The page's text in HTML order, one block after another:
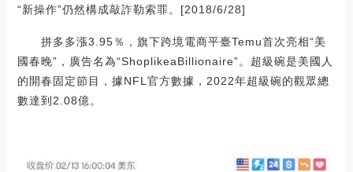
“新操作”仍然構成敲詐勒索罪。[2018/6/28]
拼多多漲3.95％，旗下跨境電商平臺Temu首次亮相“美
國春晚”，廣告名為“ShoplikeaBillionaire”。超級碗是美國人
的開春固定節目，據NFL官方數據，2022年超級碗的觀眾總
數達到2.08億。